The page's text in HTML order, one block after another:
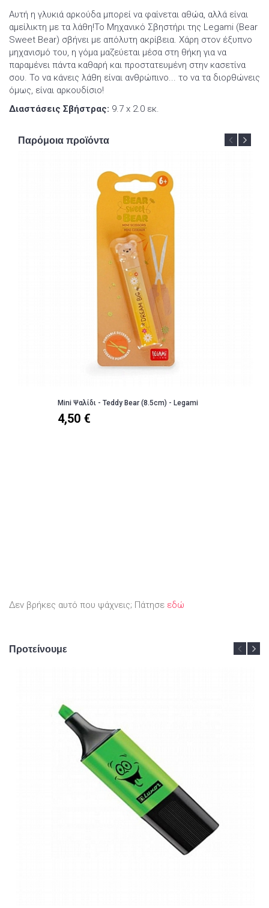
Αυτή η γλυκιά αρκούδα μπορεί να φαίνεται αθώα, αλλά είναι
αμείλικτη με τα λάθη!Το Μηχανικό Σβηστήρι της Legami (Bear
Sweet Bear) σβήνει με απόλυτη ακρίβεια. Χάρη στον έξυπνο
μηχανισμό του, η γόμα μαζεύεται μέσα στη θήκη για να
παραμένει πάντα καθαρή και προστατευμένη στην κασετίνα
σου. Το να κάνεις λάθη είναι ανθρώπινο... το να τα διορθώνεις
όμως, είναι αρκουδίσιο!
Διαστάσεις Σβήστρας: 9.7 x 2.0 εκ.
Παρόμοια προϊόντα
Mini Ψαλίδι - Teddy Bear (8.5cm) - Legami
4,50 €
Δεν βρήκες αυτό που ψάχνεις; Πάτησε εδώ
Προτείνουμε